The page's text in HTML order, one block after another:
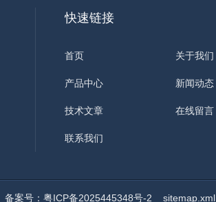
快速链接
首页 关于我们
产品中心 新闻动态
技术文章 在线留言
联系我们
备案号：粤ICP备2025445348号-2 sitemap.xml